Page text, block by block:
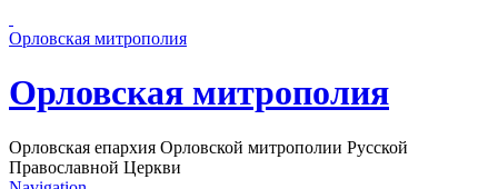
Орловская митрополия
Орловская митрополия
Орловская епархия Орловской митрополии Русской
Православной Церкви